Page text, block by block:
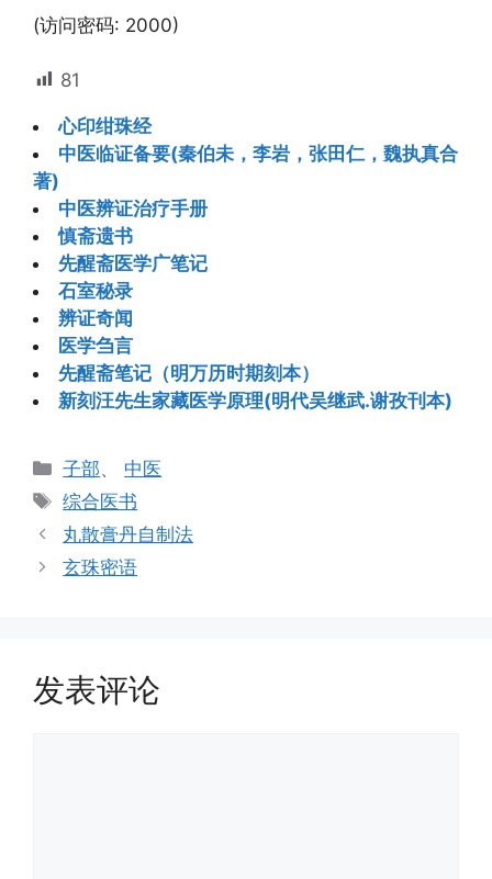
(访问密码: 2000)
81
心印绀珠经
中医临证备要(秦伯未，李岩，张田仁，魏执真合
著)
中医辨证治疗手册
慎斋遗书
先醒斋医学广笔记
石室秘录
辨证奇闻
医学刍言
先醒斋笔记（明万历时期刻本）
新刻汪先生家藏医学原理(明代吴继武.谢孜刊本)
分
类
子部、 中医
标
签
综合医书
丸散膏丹自制法
玄珠密语
发表评论